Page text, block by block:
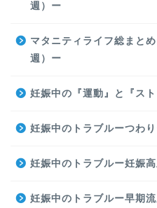
週）ー
マタニティライフ総まと
週）ー
妊娠中の『運動』と『スト
妊娠中のトラブルーつわ
妊娠中のトラブルー妊娠
妊娠中のトラブルー早期